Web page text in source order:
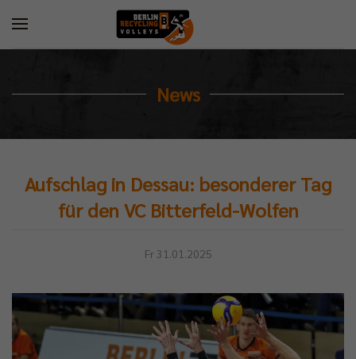
News
Aufschlag in Dessau: besonderer Tag
für den VC Bitterfeld-Wolfen
Fr 31.01.2025